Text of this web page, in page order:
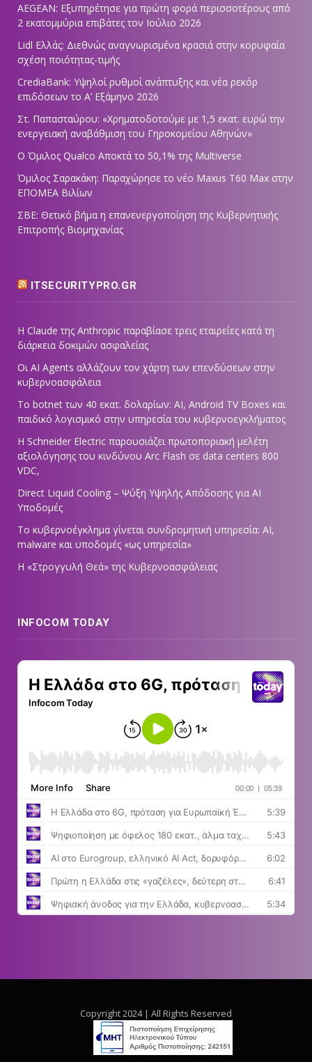
AEGEAN: Εξυπηρέτησε για πρώτη φορά περισσοτέρους από
2 εκατομμύρια επιβάτες τον Ιούλιο 2026
Lidl Ελλάς: Διεθνώς αναγνωρισμένα κρασιά στην κορυφαία
σχέση ποιότητας-τιμής
CrediaBank: Υψηλοί ρυθμοί ανάπτυξης και νέα ρεκόρ
επιδόσεων το Α’ Εξάμηνο 2026
Στ. Παπασταύρου: «Χρηματοδοτούμε με 1,5 εκατ. ευρώ την
ενεργειακή αναβάθμιση του Γηροκομείου Αθηνών»
Ο Όμιλος Qualco Αποκτά το 50,1% της Multiverse
Όμιλος Σαρακάκη: Παραχώρησε το νέο Maxus T60 Max στην
ΕΠΟΜΕΑ Βιλίων
ΣΒΕ: Θετικό βήμα η επανενεργοποίηση της Κυβερνητικής
Επιτροπής Βιομηχανίας
ITSECURITYPRO.GR
Η Claude της Anthropic παραβίασε τρεις εταιρείες κατά τη
διάρκεια δοκιμών ασφαλείας
Οι AI Agents αλλάζουν τον χάρτη των επενδύσεων στην
κυβερνοασφάλεια
Το botnet των 40 εκατ. δολαρίων: AI, Android TV Boxes και
παιδικό λογισμικό στην υπηρεσία του κυβερνοεγκλήματος
Η Schneider Electric παρουσιάζει πρωτοποριακή μελέτη
αξιολόγησης του κινδύνου Arc Flash σε data centers 800
VDC,
Direct Liquid Cooling – Ψύξη Υψηλής Απόδοσης για AI
Υποδομές
Το κυβερνοέγκλημα γίνεται συνδρομητική υπηρεσία: AI,
malware και υποδομές «ως υπηρεσία»
Η «Στρογγυλή Θεά» της Κυβερνοασφάλειας
INFOCOM TODAY
Copyright 2024 | All Rights Reserved